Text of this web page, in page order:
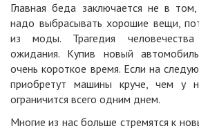
Главная беда заключается не в
надо выбрасывать хорошие вещи,
из моды. Трагедия
ожидания. Купив новый
очень короткое время. Если на
приобретут машины круче, чем у
ограничится всего одним днем.
Многие из нас больше стремятся к